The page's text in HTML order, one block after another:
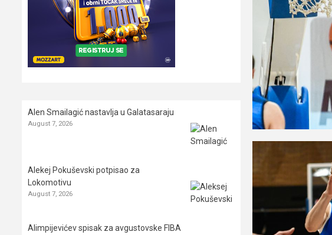
Alen Smailagić nastavlja u Galatasaraju
August 7, 2026
Alekej Pokuševski potpisao za
Lokomotivu
August 7, 2026
Alimpijevićev spisak za avgustovske FIBA